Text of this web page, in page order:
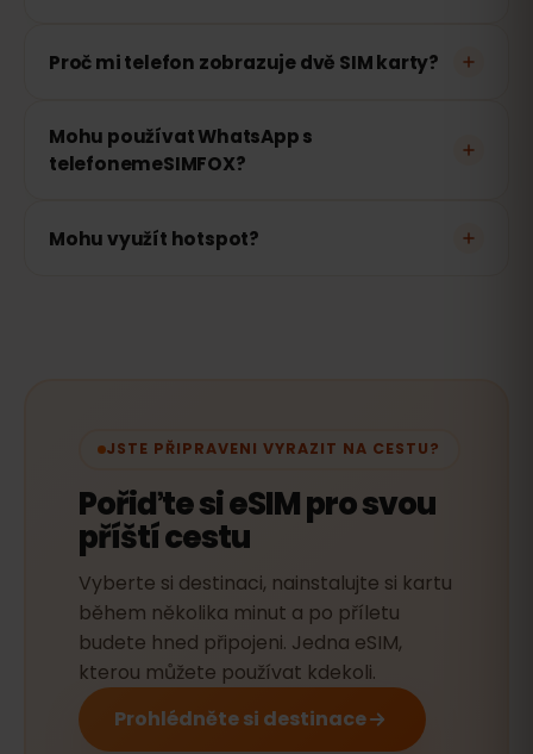
Proč mi telefon zobrazuje dvě SIM karty?
Mohu používat WhatsApp s
telefonemeSIMFOX?
Mohu využít hotspot?
JSTE PŘIPRAVENI VYRAZIT NA CESTU?
Pořiďte si eSIM pro svou
příští cestu
Vyberte si destinaci, nainstalujte si kartu
během několika minut a po příletu
budete hned připojeni. Jedna eSIM,
kterou můžete používat kdekoli.
Prohlédněte si destinace